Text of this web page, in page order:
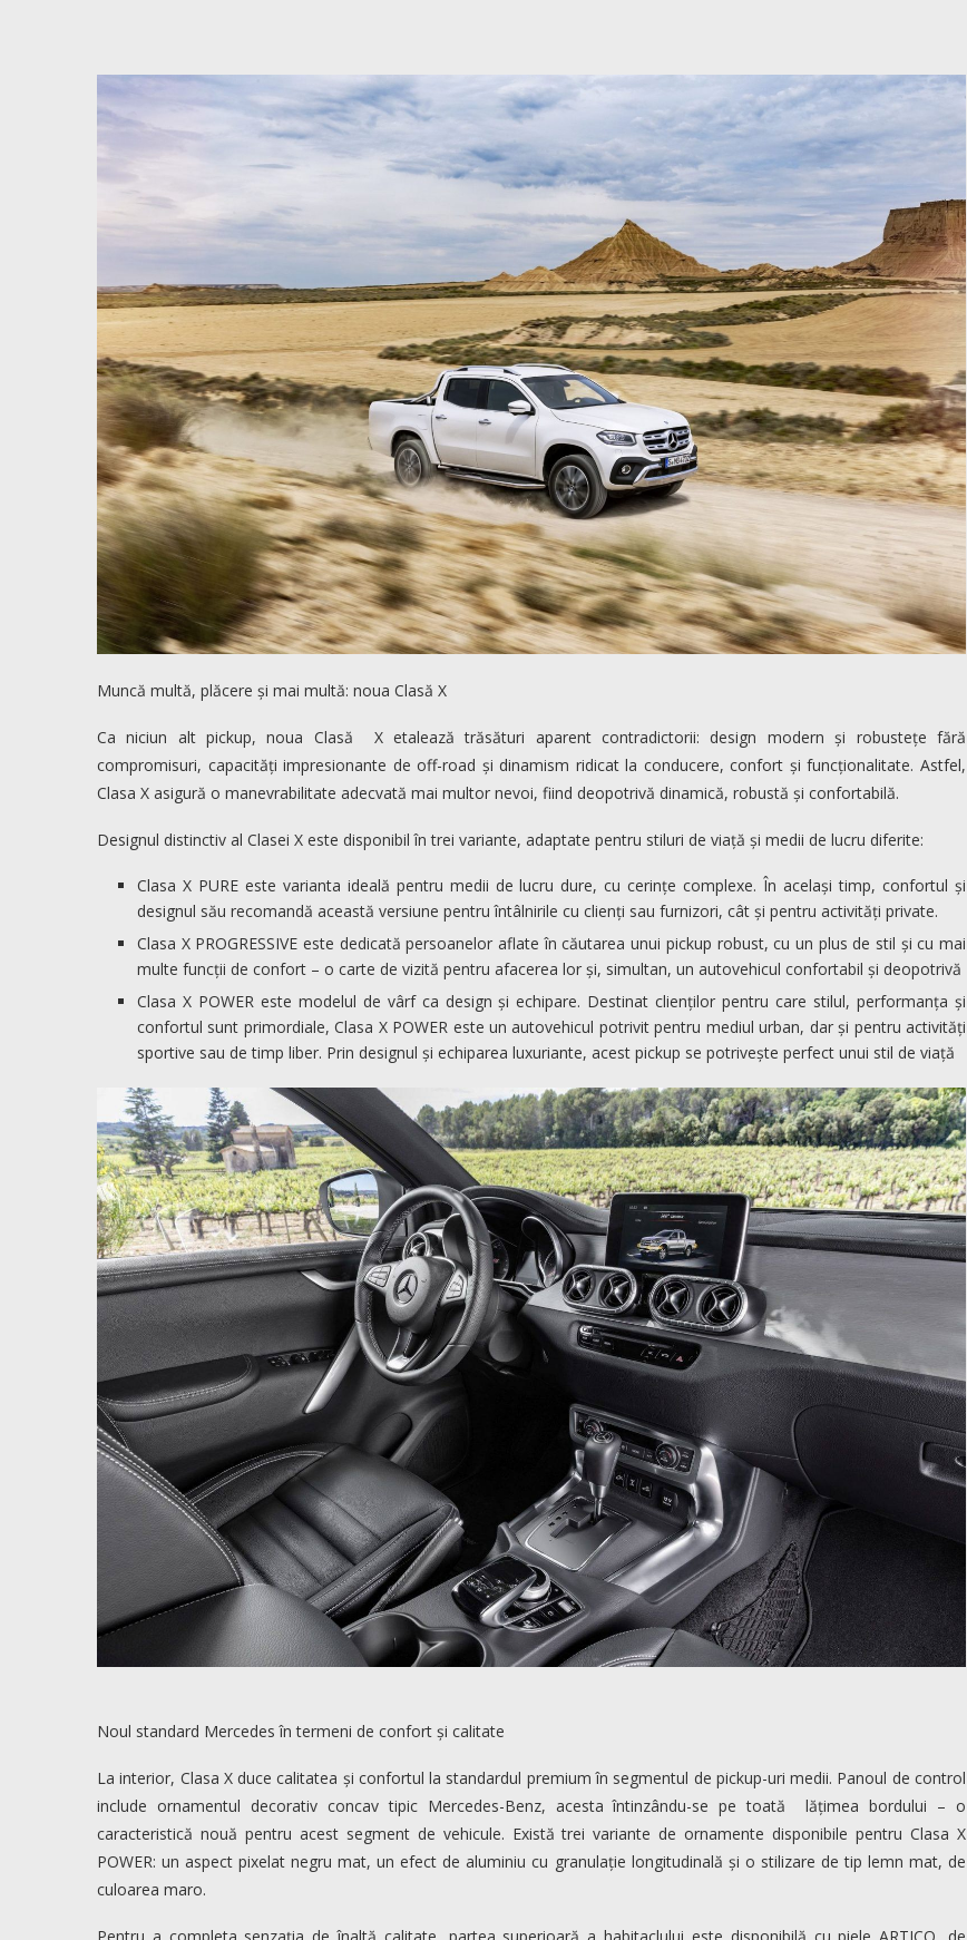
Muncă multă, plăcere și mai multă: noua Clasă X
Ca niciun alt pickup, noua Clasă X etalează trăsături aparent contradictorii: design modern și robustețe fără
compromisuri, capacități impresionante de off-road și dinamism ridicat la conducere, confort și funcționalitate. Astfel,
Clasa X asigură o manevrabilitate adecvată mai multor nevoi, fiind deopotrivă dinamică, robustă și confortabilă.
Designul distinctiv al Clasei X este disponibil în trei variante, adaptate pentru stiluri de viață și medii de lucru diferite:
Clasa X PURE este varianta ideală pentru medii de lucru dure, cu cerințe complexe. În același timp, confortul și
designul său recomandă această versiune pentru întâlnirile cu clienți sau furnizori, cât și pentru activități private.
Clasa X PROGRESSIVE este dedicată persoanelor aflate în căutarea unui pickup robust, cu un plus de stil și cu mai
multe funcții de confort – o carte de vizită pentru afacerea lor și, simultan, un autovehicul confortabil și deopotrivă
Clasa X POWER este modelul de vârf ca design și echipare. Destinat clienților pentru care stilul, performanța și
confortul sunt primordiale, Clasa X POWER este un autovehicul potrivit pentru mediul urban, dar și pentru activități
sportive sau de timp liber. Prin designul și echiparea luxuriante, acest pickup se potrivește perfect unui stil de viață
Noul standard Mercedes în termeni de confort și calitate
La interior, Clasa X duce calitatea și confortul la standardul premium în segmentul de pickup-uri medii. Panoul de control
include ornamentul decorativ concav tipic Mercedes-Benz, acesta întinzându-se pe toată lățimea bordului – o
caracteristică nouă pentru acest segment de vehicule. Există trei variante de ornamente disponibile pentru Clasa X
POWER: un aspect pixelat negru mat, un efect de aluminiu cu granulație longitudinală și o stilizare de tip lemn mat, de
culoarea maro.